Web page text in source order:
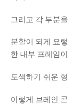
그리고 각 부분
분할이 되게 요
한 내부 프레임
도색하기 쉬운
이렇게 브레인